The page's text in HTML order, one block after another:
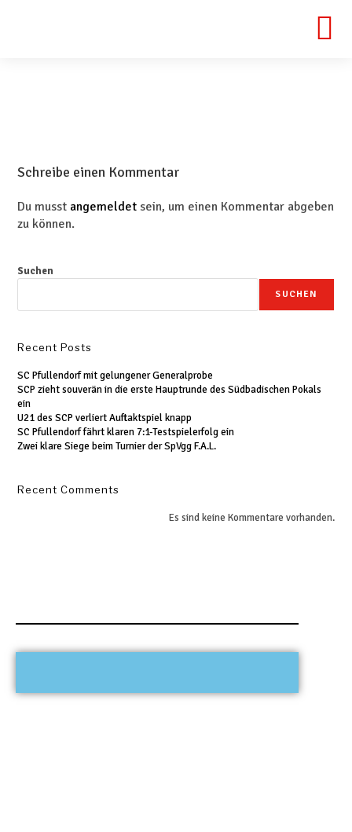
Schreibe einen Kommentar
Du musst angemeldet sein, um einen Kommentar abgeben
zu können.
Suchen
SUCHEN
Recent Posts
SC Pfullendorf mit gelungener Generalprobe
SCP zieht souverän in die erste Hauptrunde des Südbadischen Pokals
ein
U21 des SCP verliert Auftaktspiel knapp
SC Pfullendorf fährt klaren 7:1-Testspielerfolg ein
Zwei klare Siege beim Turnier der SpVgg F.A.L.
Recent Comments
Es sind keine Kommentare vorhanden.